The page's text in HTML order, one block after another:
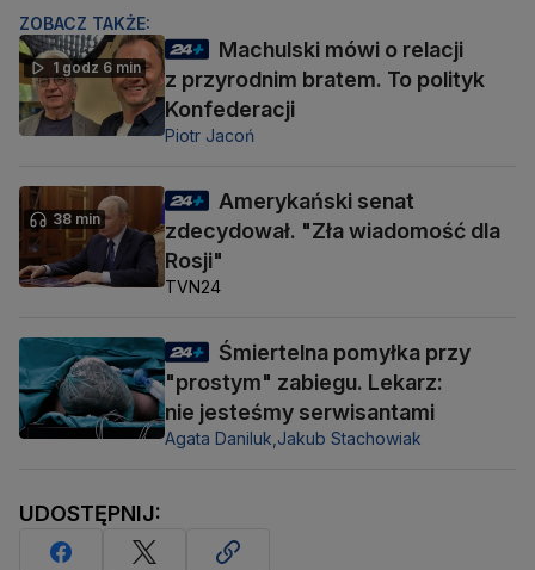
ZOBACZ TAKŻE:
1 godz 6 min
Machulski mówi o relacji
z przyrodnim bratem. To polityk
Konfederacji
Piotr Jacoń
38 min
Amerykański senat
zdecydował. "Zła wiadomość dla
Rosji"
TVN24
Śmiertelna pomyłka przy
"prostym" zabiegu. Lekarz:
nie jesteśmy serwisantami
Agata Daniluk, Jakub Stachowiak
UDOSTĘPNIJ: